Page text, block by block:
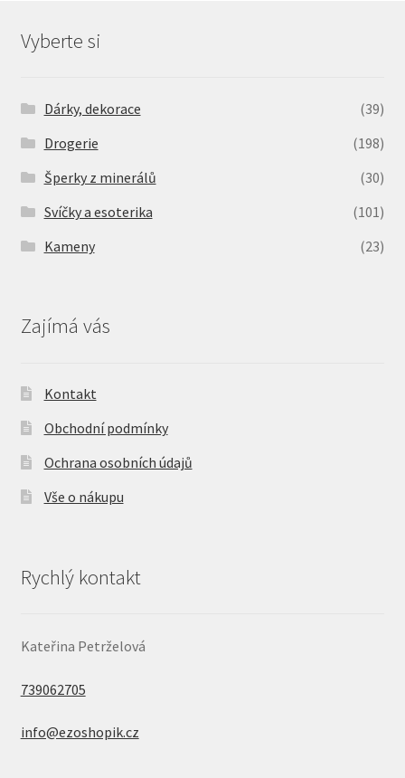
Vyberte si
Dárky, dekorace
(39)
Drogerie
(198)
Šperky z minerálů
(30)
Svíčky a esoterika
(101)
Kameny
(23)
Zajímá vás
Kontakt
Obchodní podmínky
Ochrana osobních údajů
Vše o nákupu
Rychlý kontakt
Kateřina Petrželová
739062705
info@ezoshopik.cz